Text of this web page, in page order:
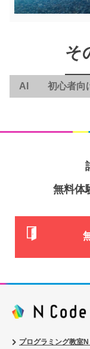
そ
AI 初心者向
無料体
プログラミング教室